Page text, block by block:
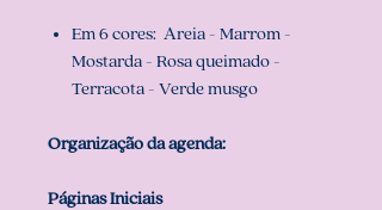
Em 6 cores: Areia - Marrom -
Mostarda - Rosa queimado -
Terracota - Verde musgo
Organização da agenda:
Páginas Iniciais